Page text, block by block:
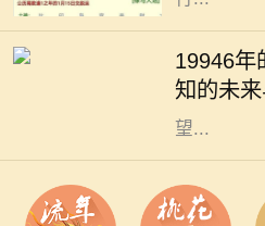
19946年
知的未
19946年
来与人类
人类历史
远。若我
望...